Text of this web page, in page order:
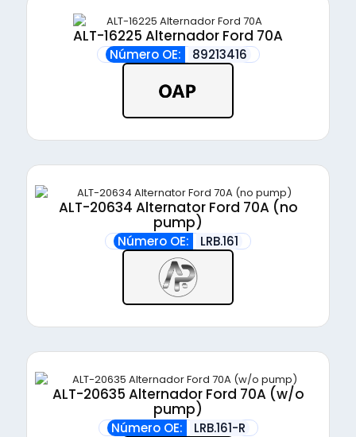
ALT-16225 Alternador Ford 70A
Número OE: 89213416
ALT-20634 Alternator Ford 70A (no
pump)
Número OE: LRB.161
ALT-20635 Alternador Ford 70A (w/o
pump)
Número OE: LRB.161-R